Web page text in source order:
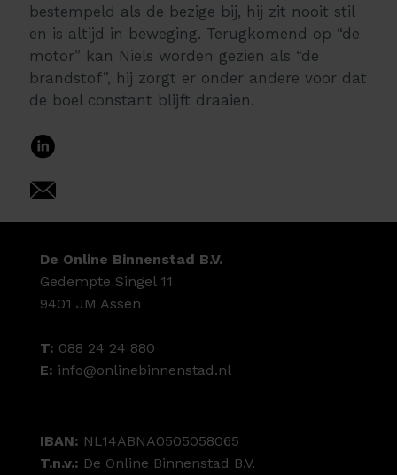
bestempeld als de bezige bij, hij zit nooit stil
en is altijd in beweging. Terugkomend op “de
motor” kan Niels worden gezien als “de
brandstof”, hij zorgt er onder andere voor dat
de boel constant blijft draaien.
De Online Binnenstad B.V.
Gedempte Singel 11
9401 JM Assen
T: 088 24 24 880
E: info@onlinebinnenstad.nl
IBAN: NL14ABNA0505058065
T.n.v.: De Online Binnenstad B.V.